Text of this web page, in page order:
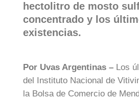
hectolitro de mosto
concentrado y los
existencias.
Por Uvas Argentinas – Los
del Instituto Nacional de
la Bolsa de Comercio de